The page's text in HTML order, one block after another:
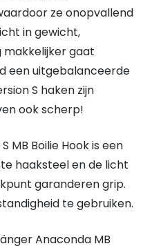
ze onopvallend
in gewicht,
gaat
een uitgebalanceerde
S haken zijn
ook scherp!
MB Boilie Hook is een
haaksteel en de licht
garanderen grip.
te gebruiken.
Anaconda MB